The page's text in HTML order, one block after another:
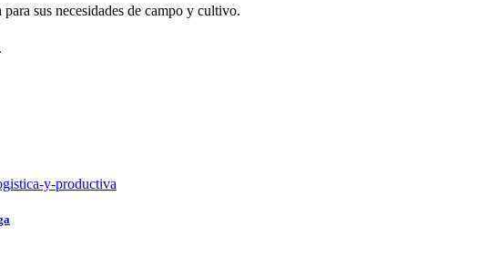
sus necesidades de campo y cultivo.